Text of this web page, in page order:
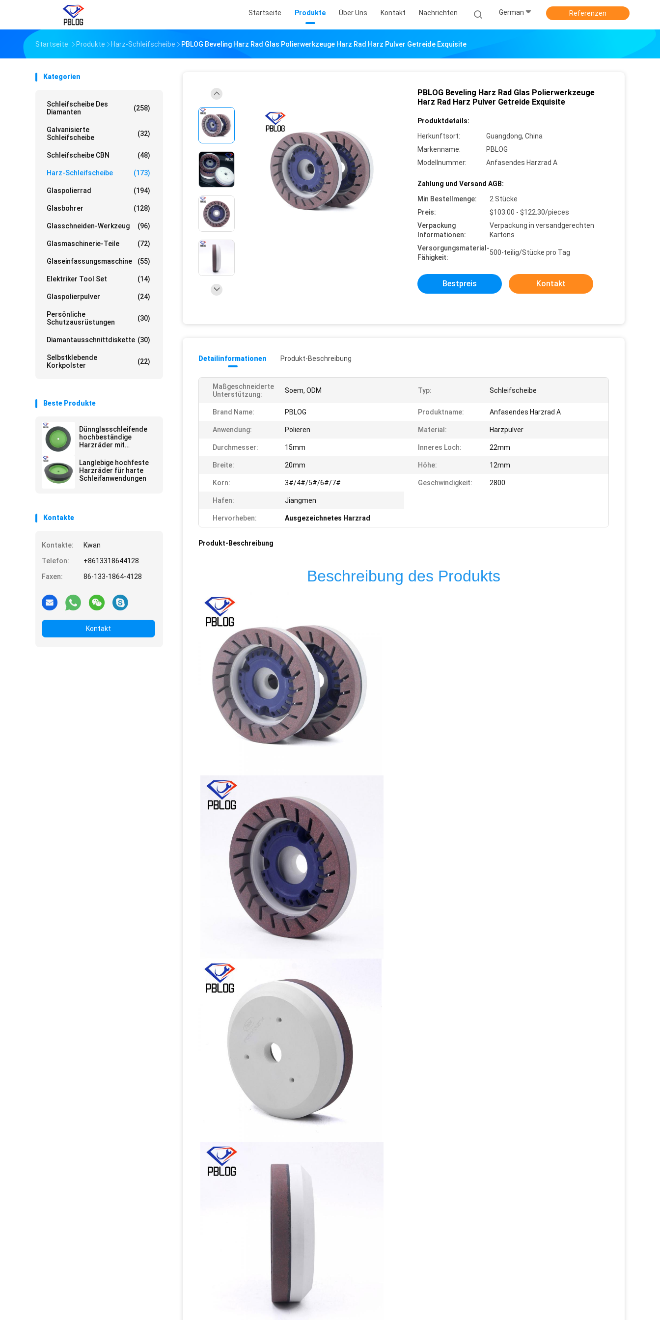
Startseite Produkte Über Uns Kontakt Nachrichten German Referenzen
Startseite Produkte Harz-Schleifscheibe PBLOG Beveling Harz Rad Glas Polierwerkzeuge Harz Rad Harz Pulver Getreide Exquisite
Kategorien
Schleifscheibe Des
Diamanten
(258)
Galvanisierte
Schleifscheibe
(32)
Schleifscheibe CBN (48)
Harz-Schleifscheibe (173)
Glaspolierrad (194)
Glasbohrer (128)
Glasschneiden-Werkzeug (96)
Glasmaschinerie-Teile (72)
Glaseinfassungsmaschine (55)
Elektriker Tool Set (14)
Glaspolierpulver (24)
Persönliche
Schutzausrüstungen
(30)
Diamantausschnittdiskette (30)
Selbstklebende
Korkpolster
(22)
Beste Produkte
Dünnglasschleifende
hochbeständige
Harzräder mit
Arbeitsschichtform
Langlebige hochfeste
Harzräder für harte
Schleifanwendungen
Kontakte
Kontakte:
Kwan
Telefon:
+8613318644128
Faxen:
86-133-1864-4128
Kontakt
PBLOG Beveling Harz Rad Glas Polierwerkzeuge
Harz Rad Harz Pulver Getreide Exquisite
Produktdetails:
Herkunftsort:
Guangdong, China
Markenname:
PBLOG
Modellnummer:
Anfasendes Harzrad A
Zahlung und Versand AGB:
Min Bestellmenge:
2 Stücke
Preis:
$103.00 - $122.30/pieces
Verpackung
Informationen:
Verpackung in versandgerechten
Kartons
Versorgungsmaterial-
Fähigkeit:
500-teilig/Stücke pro Tag
Bestpreis Kontakt
Detailinformationen Produkt-Beschreibung
Maßgeschneiderte
Unterstützung:
Soem, ODM Typ: Schleifscheibe
Brand Name: PBLOG Produktname: Anfasendes Harzrad A
Anwendung: Polieren Material: Harzpulver
Durchmesser: 15mm Inneres Loch: 22mm
Breite: 20mm Höhe: 12mm
Korn: 3#/4#/5#/6#/7# Geschwindigkeit: 2800
Hafen: Jiangmen
Hervorheben: Ausgezeichnetes Harzrad
Produkt-Beschreibung
Beschreibung des Produkts